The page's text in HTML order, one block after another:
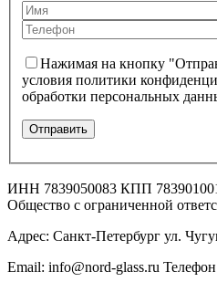
Нажимая на кнопку
условия политики
обработки персональных
ИНН 7839050083 КПП
Общество с ограниченной
Адрес: Санкт-Петербург ул.
Email: info@nord-glass.ru